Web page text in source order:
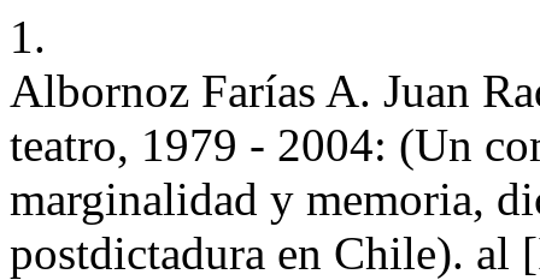
1.
Albornoz Farías A. Juan
teatro, 1979 - 2004: (Un
marginalidad y memoria,
postdictadura en Chile). al